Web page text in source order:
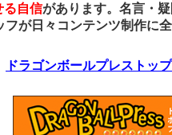
る自信があります。名言・
が日々コンテンツ制作に全
ドラゴンボールプレストッ